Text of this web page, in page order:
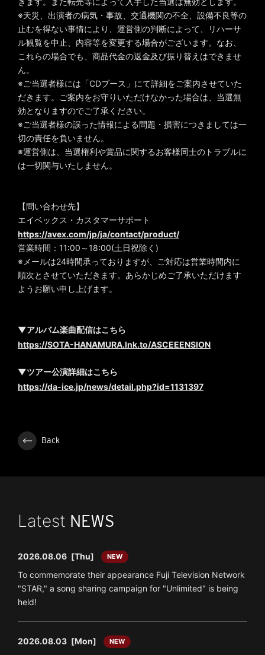
※天災、出演者の病気・事故、交通機関の不全、設備不良等の
止むを得ない事情により、運営側の判断によって、リハーサ
ル観覧を中止、内容等を変更する場合がございます。なお、
これらの場合でも、商品代金の返金及び振り替えはできませ
ん。
※ご当選者様には「CDブース」にて詳細をご案内させていた
だきます。ご案内をお守りいただけなかった場合は、当選無
効となりますのでご了承ください。
※ご当選者様の誤った情報による問題・損害につきましては一
切の責任を負いません。
※運営側は、当選権利や賞品に関するお客様同士のトラブルに
は一切関与いたしません。
【問い合わせ先】
エイベックス・カスタマーサポート
https://avex.com/jp/ja/contact/product/
営業時間：11:00～18:00(土日祝除く)
※メールは24時間承っておりますが、ご対応は営業時間内に
順次とさせていただきます。あらかじめご了承いただけます
ようお願い申し上げます。
▼アルバム楽曲配信はこちら
https://SOTA-HANAMURA.lnk.to/ASCEEENSION
▼ツアー公演詳細はこちら
https://da-ice.jp/news/detail.php?id=1131397
Back
Latest NEWS
2026.08.06 [Thu] NEW
To commemorate their appearance Fuji Television Network
"STAR," a song sharing campaign for "Unlimited" is being
held!
2026.08.03 [Mon] NEW